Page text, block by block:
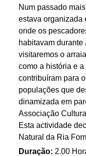
Num passado
estava organizada
onde os
habitavam
visitaremos o
como a história e
contribuíram para
populações que
dinamizada em
Associação
Esta actividade
Natural da Ria
Duração: 2.00